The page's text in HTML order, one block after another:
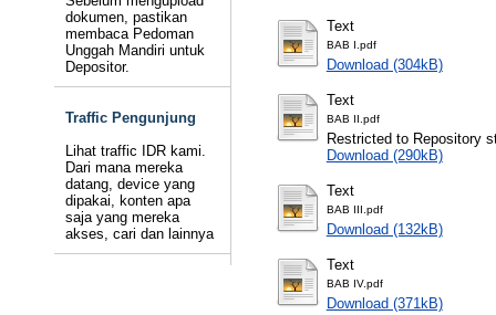
dokumen, pastikan
membaca Pedoman
Unggah Mandiri untuk
Depositor.
Traffic Pengunjung
Lihat traffic IDR kami.
Dari mana mereka
datang, device yang
dipakai, konten apa
saja yang mereka
akses, cari dan lainnya
Text
BAB I.pdf
Download (304kB)
Text
BAB II.pdf
Restricted to Repository
Download (290kB)
Text
BAB III.pdf
Download (132kB)
Text
BAB IV.pdf
Download (371kB)